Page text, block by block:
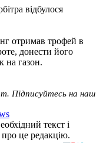
відбулося
отримав трофей в
донести його
на газон.
Підписуйтесь на наш
текст і
це редакцію.